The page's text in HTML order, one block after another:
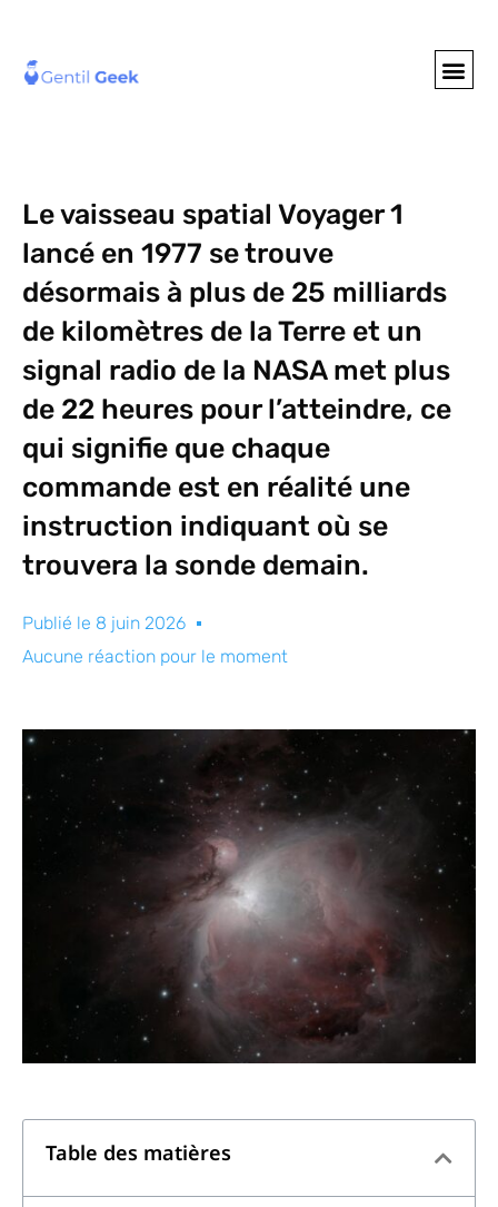
Le vaisseau spatial Voyager 1
lancé en 1977 se trouve
désormais à plus de 25 milliards
de kilomètres de la Terre et un
signal radio de la NASA met plus
de 22 heures pour l’atteindre, ce
qui signifie que chaque
commande est en réalité une
instruction indiquant où se
trouvera la sonde demain.
Publié le 8 juin 2026
Aucune réaction pour le moment
Table des matières